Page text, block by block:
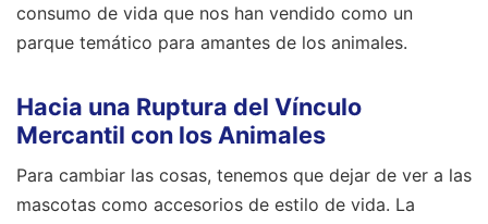
consumo de vida que nos han vendido como un
parque temático para amantes de los animales.
Hacia una Ruptura del Vínculo
Mercantil con los Animales
Para cambiar las cosas, tenemos que dejar de ver a las
mascotas como accesorios de estilo de vida. La